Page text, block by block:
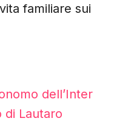
familiare sui
dell’Inter
di Lautaro